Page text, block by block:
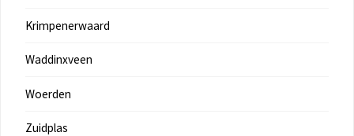
Krimpenerwaard
Waddinxveen
Woerden
Zuidplas